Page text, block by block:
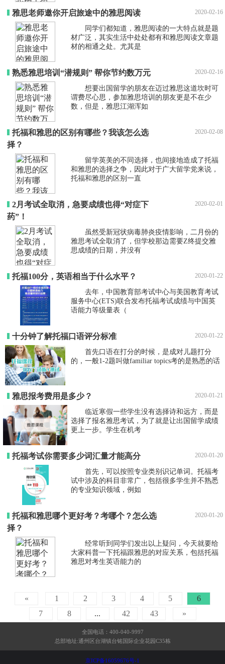
雅思老师邀你开启旅途中的雅思阅读 2020-02-16
同学们都知道，雅思阅读的一大特点就是题
材广泛，其实生活中处处都有和雅思阅读文章题
材的相通之处。尤其是
熟悉雅思培训“潜规则” 帮你节约数万元 2020-02-16
想要出国留学的朋友在迈过雅思这道坎时可
谓费尽心思，参加雅思培训的朋友更是不在少
数，但是，雅思江湖浑如
托福和雅思的区别有哪些？我该怎么选
择？
2020-02-08
留学英美的不同选择，也间接地造成了托福
和雅思的选择之争，因此对于广大留学党来说，
托福和雅思的区别一直
2月考试全取消，急要成绩也得“对症下
药”！
2020-02-01
虽然受新冠状病毒肺炎疫情影响，二月份的
雅思考试全取消了，但学校那边需要Z终提交雅
思成绩的日期，并没有
托福100分，英语相当于什么水平？ 2020-01-22
去年，中国教育部考试中心与美国教育考试
服务中心(ETS)联合发布托福考试成绩与中国英
语能力等级量表（
十分钟了解托福口语评分标准 2020-01-22
首先口语在打分的时候，是成对儿题打分
的，一般1-2题叫做familiar topics考的是熟悉的话
雅思报考费用是多少？ 2020-01-21
临近寒假一些学生没有选择诗和远方，而是
选择了报名雅思考试，为了就是让出国留学成绩
更上一步。学生在机考
托福考试你需要多少词汇量才能高分 2020-01-20
首先，可以按照专业类别识记单词。托福考
试中涉及的科目非常广，包括很多学生并不熟悉
的专业知识领域，例如
托福和雅思哪个更好考？考哪个？怎么选
择？
2020-01-20
经常听到同学们发出以上疑问，今天就要给
大家科普一下托福跟雅思的对应关系，包括托福
雅思对考生英语能力的
« 1 2 3 4 5
6
7
8 ... 42 43 »
全国电话：400-040-9997
总部地址:通州区台湖镇台铭国际企业花园C35栋
京ICP备16059676号-1